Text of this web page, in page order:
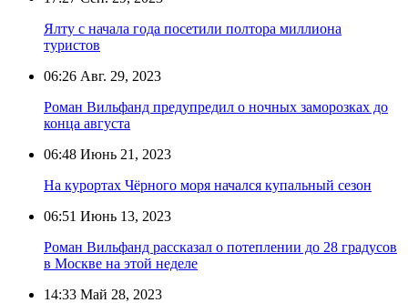
Ялту с начала года посетили полтора миллиона
туристов
06:26 Авг. 29, 2023
Роман Вильфанд предупредил о ночных заморозках до
конца августа
06:48 Июнь 21, 2023
На курортах Чёрного моря начался купальный сезон
06:51 Июнь 13, 2023
Роман Вильфанд рассказал о потеплении до 28 градусов
в Москве на этой неделе
14:33 Май 28, 2023